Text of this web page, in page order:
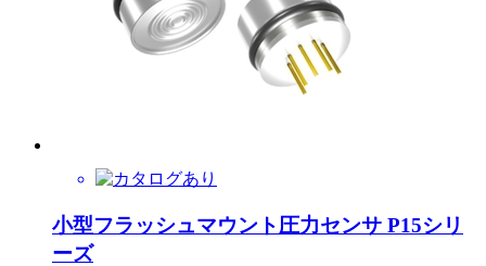
小型フラッシュマウント圧力センサ P15シリ
ーズ